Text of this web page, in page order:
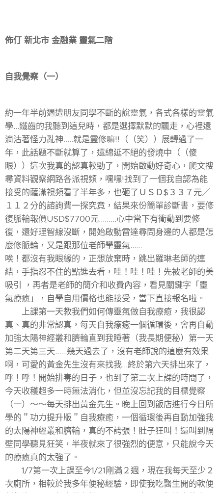
佈仃 新北市 金融業 靈氣二階
自我覺察（一）
約一年半前週遭朋友同學不斷的說靈氣，各式各樣的靈氣
學...鐵齒的我聽到這兒時，都是選擇默默的飄走，心裡還
滴沽著怪力亂神.....就是靈修嘛!!（（笑））展轉過了一
年，此話題不斷就算了，還綿延不絕的發燒中（（傻
眼））這次我真的認真較勁了，開始啟動好奇心，爬文搜
尋資料觀察網路各派視頻，嘿嘿!找到了一個我自認為能
接受的薩滿視頻看了半年多，也砸了ＵＳＤ$３３７元／
１１２分的諮詢費一探究竟，結果來份簡單診斷書，要修
復脈輪報價USD$7700元.........心中當下有衝動到要修
復，還好理智線沒斷，開始啟動雷達尋問身邊的人都是怎
麼修脈輪，又是跟那位老師學靈氣......
唉！都沒有我眼緣的，正想放棄時，跳出羅琳老師的連
結，手指忍不住的點進去看，哇！哇！哇！先被老師的美
吸引 ，再者是老師的簡介和收費內容，看見關鍵字「靈
氣療癒」，自學自用價格也能接受，當下直接報名啦。
上課第一天教我們如何傳靈氣做自我療癒，我很認
真、真的非常認真，每天自我療癒一個循環後，會再自動
加強太陽神經叢和臍輪直到我睡著（我長期便秘）第一天
第二天第三天......幾天過去了，沒有老師說的這麼有效果
啊，可愛的黃金先生沒有來找我...終於第六天排出來了，
呼！呼！開始排毒的日子，也到了第二次上課的時間了，
今天收穫超多一時無法消化，但並沒忘記我的目標覺察
（一）～～每天排出黃金先生。晚上回到飯店進行今日所
學的＂功力提升版＂自我療癒，一個循環後再自動加強我
的太陽神經叢和臍輪，真的不誇張！肚子狂叫！還叫到隔
壁同學聽見狂笑，半夜就來了很強烈的便意，只能說今天
的療癒真的太強了。
1/7第一次上課至今1/21剛滿２週，現在我每天至少２
次廁所，相較於我多年便秘經驗，即使我吃醫生開的軟便